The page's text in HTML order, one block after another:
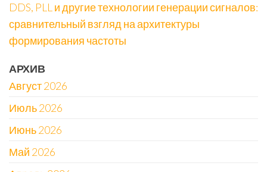
DDS, PLL и другие технологии генерации сигналов:
сравнительный взгляд на архитектуры
формирования частоты
АРХИВ
Август 2026
Июль 2026
Июнь 2026
Май 2026